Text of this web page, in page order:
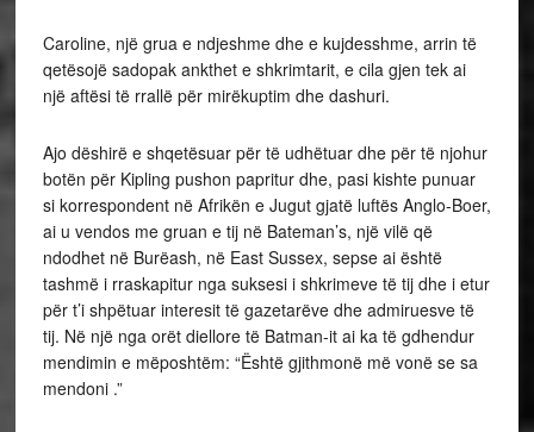
Caroline, një grua e ndjeshme dhe e kujdesshme, arrin të
qetësojë sadopak ankthet e shkrimtarit, e cila gjen tek ai
një aftësi të rrallë për mirëkuptim dhe dashuri.
Ajo dëshirë e shqetësuar për të udhëtuar dhe për të njohur
botën për Kipling pushon papritur dhe, pasi kishte punuar
si korrespondent në Afrikën e Jugut gjatë luftës Anglo-Boer,
ai u vendos me gruan e tij në Bateman’s, një vilë që
ndodhet në Burëash, në East Sussex, sepse ai është
tashmë i rraskapitur nga suksesi i shkrimeve të tij dhe i etur
për t’i shpëtuar interesit të gazetarëve dhe admiruesve të
tij. Në një nga orët diellore të Batman-it ai ka të gdhendur
mendimin e mëposhtëm: “Është gjithmonë më vonë se sa
mendoni .”